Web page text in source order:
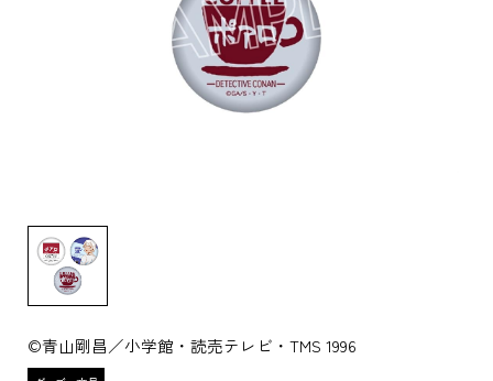
©青山剛昌／小学館・読売テレビ・TMS 1996